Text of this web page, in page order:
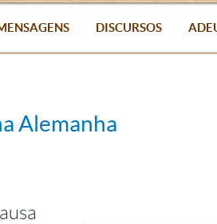
DISCURSOS
Alemanha